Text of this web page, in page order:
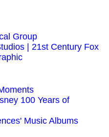
Group
| 21st Century Fox
100 Years of
Music Albums